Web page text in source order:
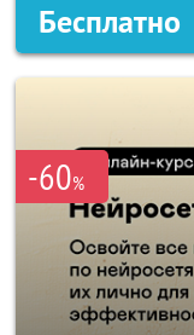
Бесплатно
-60%